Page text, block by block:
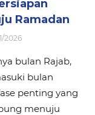
Ramadan
2026
bulan Rajab,
bulan
penting yang
menuju